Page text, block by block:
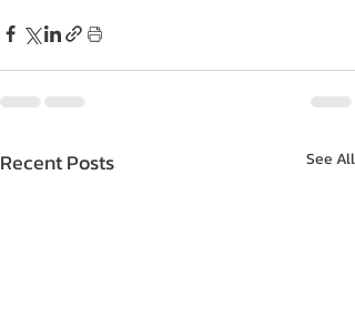
Recent Posts See All